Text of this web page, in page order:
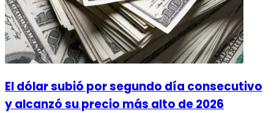
El dólar subió por segundo día consecutivo
y alcanzó su precio más alto de 2026